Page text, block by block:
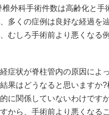
外科手術件数は高齢化と手
多くの症例は良好な経過を
むしろ手術前より悪くなる
症状が脊柱管内の原因によ
果はどうなると思いますか?
に関係していないわけです
から、手術前より悪くなる